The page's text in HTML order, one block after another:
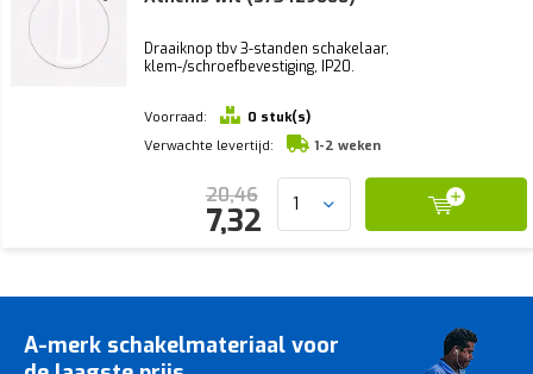
Draaiknop tbv 3-standen schakelaar,
klem-/schroefbevestiging, IP20.
Voorraad:
0 stuk(s)
Verwachte levertijd:
1-2 weken
20,46
7,32
A-merk schakelmateriaal voor